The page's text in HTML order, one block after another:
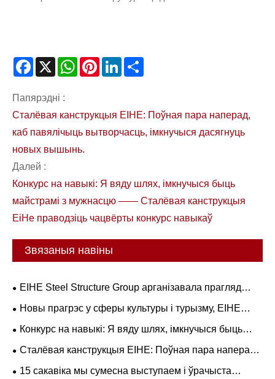
Facebook
X WhatsAppPinterestLinkedIn
Папярэдні :
Сталёвая канструкцыя EIHE: Поўная пара наперад,
каб павялічыць вытворчасць, імкнучыся дасягнуць
новых вышынь.
Далей :
Конкурс на навыкі: Я вяду шлях, імкнучыся быць
майстрамі з мужнасцю —— Сталёвая канструкцыя
EiHe праводзіць чацвёрты конкурс навыкаў
Звязаныя навіны
EIHE Steel Structure Group арганізавала прагляд
прамой трансляцыі 93-га ваеннага парада
Новы прагрэс у сферы культуры і турызму, EIHE
прапануе вам спачатку даследаваць палац-шэдэўр на
міфічную тэматыку.
Конкурс на навыкі: Я вяду шлях, імкнучыся быць
майстрамі з мужнасцю —— Сталёвая канструкцыя
EiHe праводзіць чацвёрты конкурс навыкаў
Сталёвая канструкцыя EIHE: Поўная пара наперад,
каб павялічыць вытворчасць, імкнучыся дасягнуць
15 сакавіка мы сумесна выступаем і ўрачыста